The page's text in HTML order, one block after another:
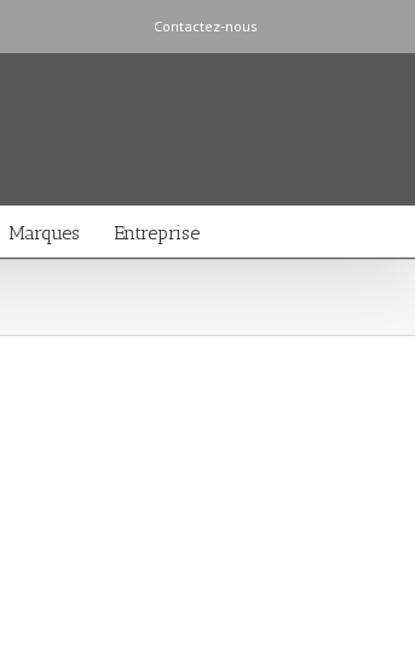
Contactez-nous
Marques Entreprise